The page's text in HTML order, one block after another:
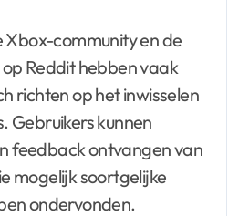
Xbox-community en de
Reddit hebben vaak
richten op het inwisselen
Gebruikers kunnen
feedback ontvangen van
mogelijk soortgelijke
ondervonden.